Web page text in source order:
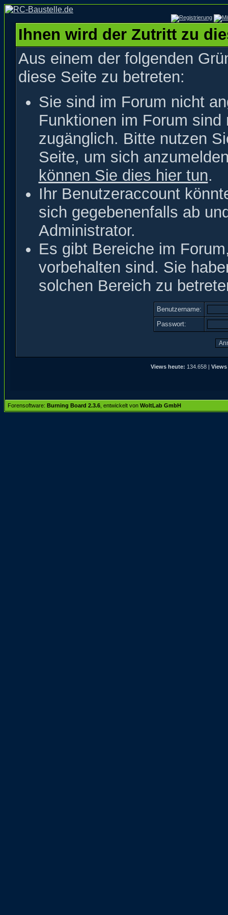
Ihnen wird der Zutritt zu
Aus einem der folgenden
diese Seite zu betreten:
Sie sind im Forum nicht
Funktionen im Forum
zugänglich. Bitte nutzen
Seite, um sich
können Sie dies hier tun.
Ihr Benutzeraccount
sich gegebenenfalls ab
Administrator.
Es gibt Bereiche im
vorbehalten sind. Sie
solchen Bereich zu
Benutzername:
Passwort:
Views heute: 134.658 |
Forensoftware: Burning Board 2.3.6 , entwickelt von WoltLab GmbH